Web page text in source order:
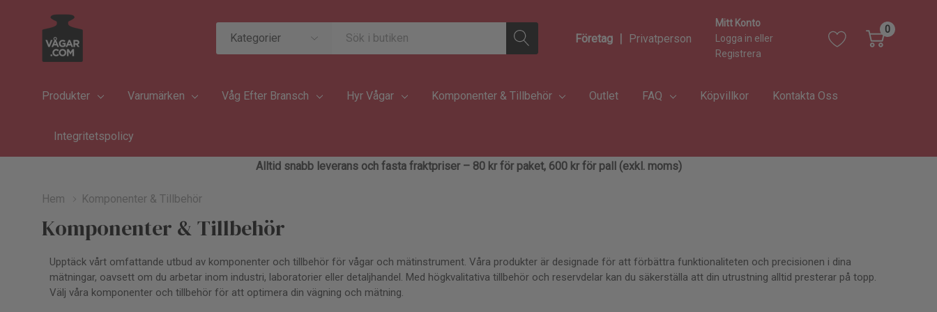
Kategorier
Sök
Företag | Privatperson
Mitt Konto
Logga in eller
Registrera
0
Produkter Varumärken Våg Efter Bransch Hyr Vågar Komponenter & Tillbehör Outlet FAQ Köpvillkor Kontakta Oss
Integritetspolicy
Alltid snabb leverans och fasta fraktpriser – 80 kr för paket, 600 kr för pall (exkl. moms)
Hem Komponenter & Tillbehör
Komponenter & Tillbehör
Upptäck vårt omfattande utbud av komponenter och tillbehör för vågar och mätinstrument. Våra produkter är designade för att förbättra funktionaliteten och precisionen i dina
mätningar, oavsett om du arbetar inom industri, laboratorier eller detaljhandel. Med högkvalitativa tillbehör och reservdelar kan du säkerställa att din utrustning alltid presterar på topp.
Välj våra komponenter och tillbehör för att optimera din vägning och mätning.